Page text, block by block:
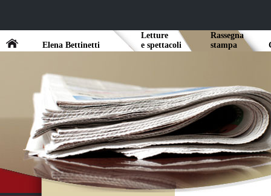
Elena Bettinetti
Letture
e spettacoli
Rassegna
stampa